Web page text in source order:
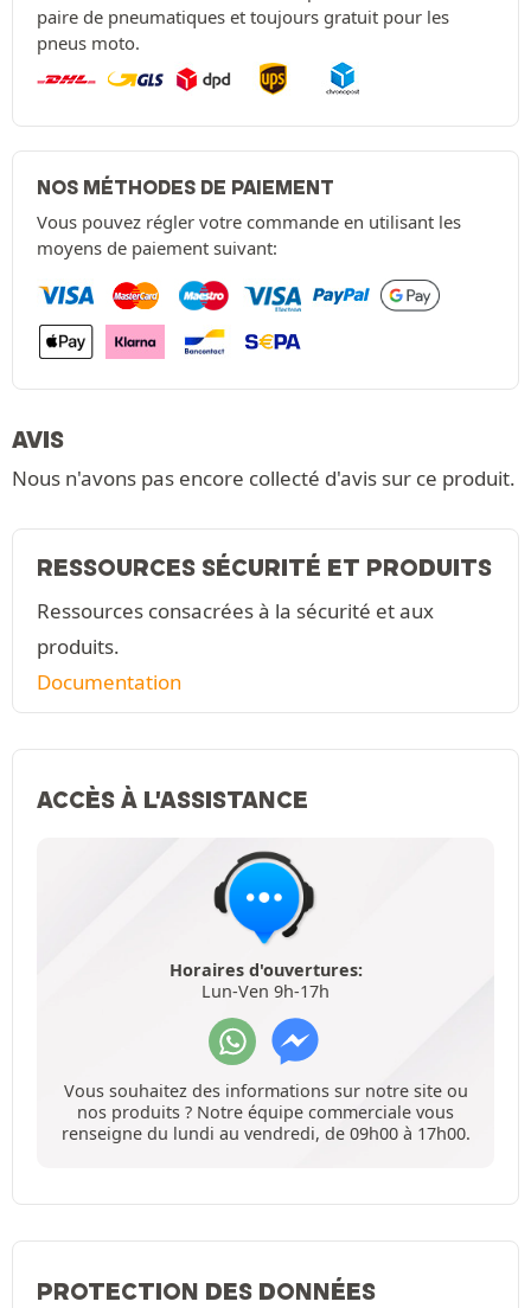
paire de pneumatiques et toujours gratuit pour les
pneus moto.
NOS MÉTHODES DE PAIEMENT
Vous pouvez régler votre commande en utilisant les
moyens de paiement suivant:
AVIS
Nous n'avons pas encore collecté d'avis sur ce produit.
RESSOURCES SÉCURITÉ ET PRODUITS
Ressources consacrées à la sécurité et aux
produits.
Documentation
ACCÈS À L'ASSISTANCE
Horaires d'ouvertures:
Lun-Ven 9h-17h
Vous souhaitez des informations sur notre site ou
nos produits ? Notre équipe commerciale vous
renseigne du lundi au vendredi, de 09h00 à 17h00.
PROTECTION DES DONNÉES